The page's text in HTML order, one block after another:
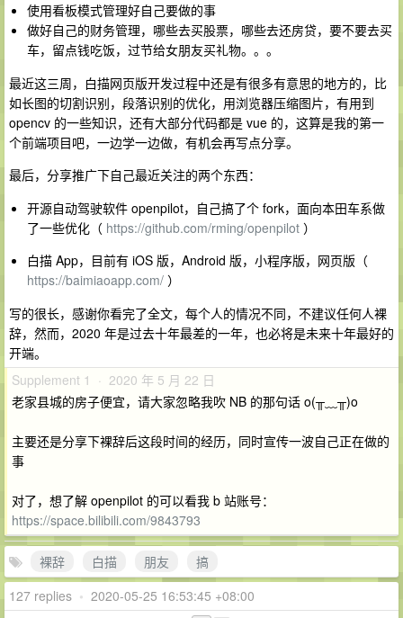
使用看板模式管理好自己要做的事
做好自己的财务管理，哪些去买股票，哪些去还房贷，要不要去买
车，留点钱吃饭，过节给女朋友买礼物。。。
最近这三周，白描网页版开发过程中还是有很多有意思的地方的，比
如长图的切割识别，段落识别的优化，用浏览器压缩图片，有用到
opencv 的一些知识，还有大部分代码都是 vue 的，这算是我的第一
个前端项目吧，一边学一边做，有机会再写点分享。
最后，分享推广下自己最近关注的两个东西：
开源自动驾驶软件 openpilot，自己搞了个 fork，面向本田车系做
了一些优化（ https://github.com/rming/openpilot ）
白描 App，目前有 iOS 版，Android 版，小程序版，网页版（
https://baimiaoapp.com/ ）
写的很长，感谢你看完了全文，每个人的情况不同，不建议任何人裸
辞，然而，2020 年是过去十年最差的一年，也必将是未来十年最好的
开端。
Supplement 1 · 2020 年 5 月 22 日
老家县城的房子便宜，请大家忽略我吹 NB 的那句话 o(╥﹏╥)o
主要还是分享下裸辞后这段时间的经历，同时宣传一波自己正在做的
事
对了，想了解 openpilot 的可以看我 b 站账号：
https://space.bilibili.com/9843793
裸辞 白描 朋友
搞
127 replies • 2020-05-25 16:53:45 +08:00